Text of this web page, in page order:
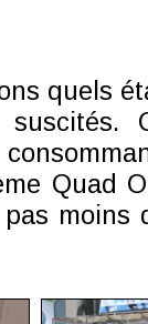
quels
Quad
moins